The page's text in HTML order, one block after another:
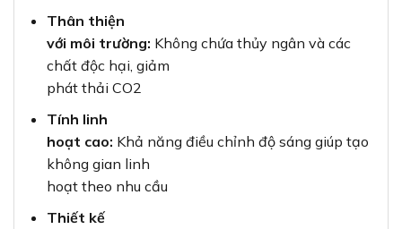
Thân thiện
với môi trường: Không chứa thủy ngân và các
chất độc hại, giảm
phát thải CO2
Tính linh
hoạt cao: Khả năng điều chỉnh độ sáng giúp tạo
không gian linh
hoạt theo nhu cầu
Thiết kế